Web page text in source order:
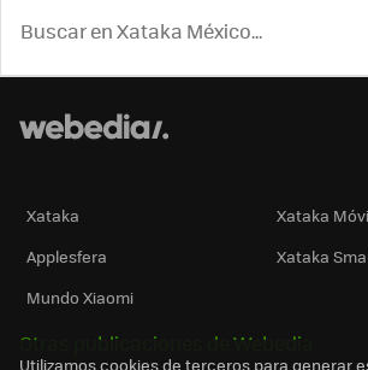
Xataka
Xataka
Applesfera
Xataka
Mundo Xiaomi
Otras publicaciones de Webedia
Utilizamos cookies de terceros para generar